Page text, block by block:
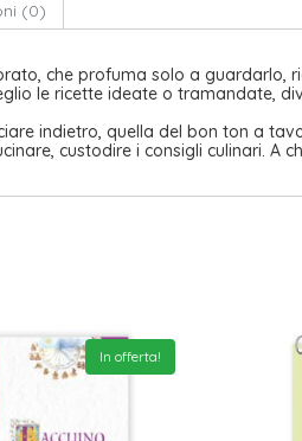
(0)
che profuma solo a guardarlo,
le ricette ideate o tramandate,
indietro, quella del bon ton a
custodire i consigli culinari. A
In offerta!